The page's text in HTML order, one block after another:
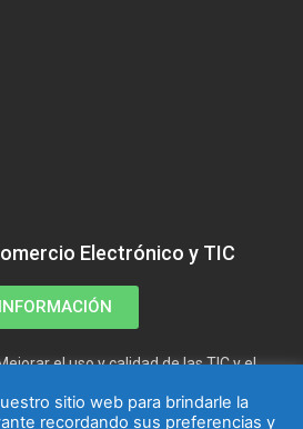
Electrónico y TIC
INFORMACIÓN
el uso y calidad de las TIC y el
sitio web para brindarle la
recordando sus preferencias y